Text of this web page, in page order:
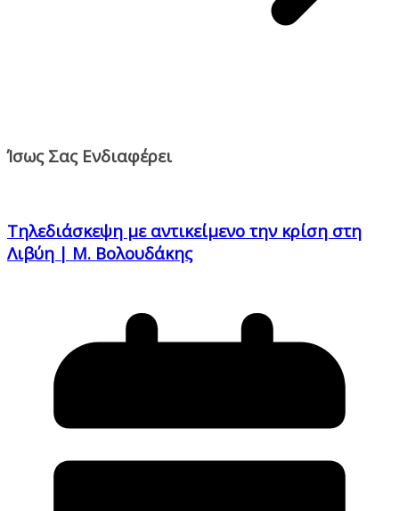
Ίσως Σας Ενδιαφέρει
Τηλεδιάσκεψη με αντικείμενο την κρίση στη
Λιβύη | Μ. Βολουδάκης